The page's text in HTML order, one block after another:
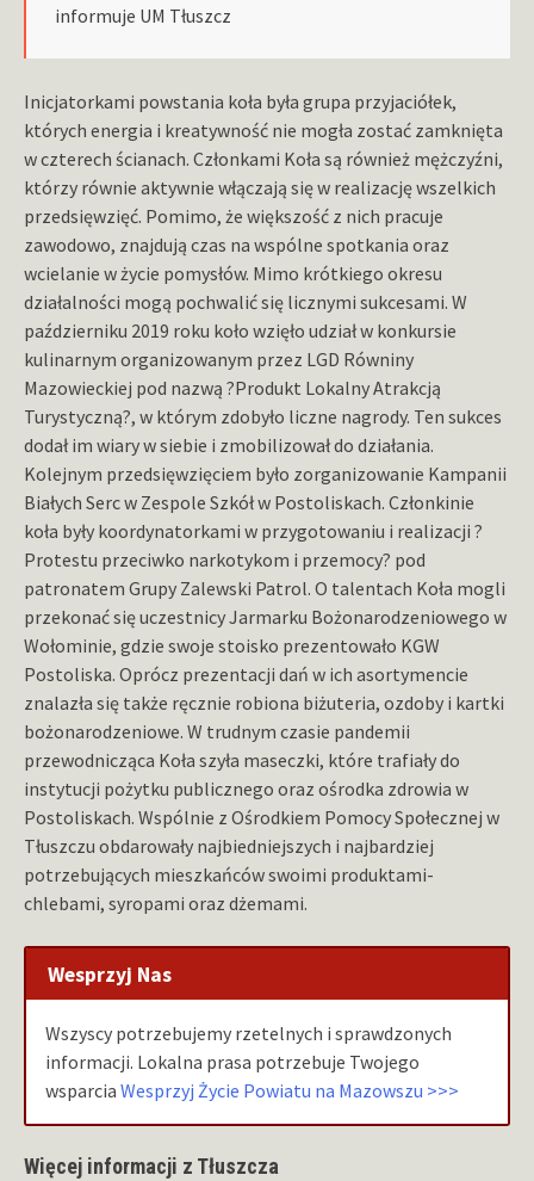
informuje UM Tłuszcz
Inicjatorkami powstania koła była grupa przyjaciółek,
których energia i kreatywność nie mogła zostać zamknięta
w czterech ścianach. Członkami Koła są również mężczyźni,
którzy równie aktywnie włączają się w realizację wszelkich
przedsięwzięć. Pomimo, że większość z nich pracuje
zawodowo, znajdują czas na wspólne spotkania oraz
wcielanie w życie pomysłów. Mimo krótkiego okresu
działalności mogą pochwalić się licznymi sukcesami. W
październiku 2019 roku koło wzięło udział w konkursie
kulinarnym organizowanym przez LGD Równiny
Mazowieckiej pod nazwą ?Produkt Lokalny Atrakcją
Turystyczną?, w którym zdobyło liczne nagrody. Ten sukces
dodał im wiary w siebie i zmobilizował do działania.
Kolejnym przedsięwzięciem było zorganizowanie Kampanii
Białych Serc w Zespole Szkół w Postoliskach. Członkinie
koła były koordynatorkami w przygotowaniu i realizacji ?
Protestu przeciwko narkotykom i przemocy? pod
patronatem Grupy Zalewski Patrol. O talentach Koła mogli
przekonać się uczestnicy Jarmarku Bożonarodzeniowego w
Wołominie, gdzie swoje stoisko prezentowało KGW
Postoliska. Oprócz prezentacji dań w ich asortymencie
znalazła się także ręcznie robiona biżuteria, ozdoby i kartki
bożonarodzeniowe. W trudnym czasie pandemii
przewodnicząca Koła szyła maseczki, które trafiały do
instytucji pożytku publicznego oraz ośrodka zdrowia w
Postoliskach. Wspólnie z Ośrodkiem Pomocy Społecznej w
Tłuszczu obdarowały najbiedniejszych i najbardziej
potrzebujących mieszkańców swoimi produktami-
chlebami, syropami oraz dżemami.
Wesprzyj Nas
Wszyscy potrzebujemy rzetelnych i sprawdzonych
informacji. Lokalna prasa potrzebuje Twojego
wsparcia Wesprzyj Życie Powiatu na Mazowszu >>>
Więcej informacji z Tłuszcza